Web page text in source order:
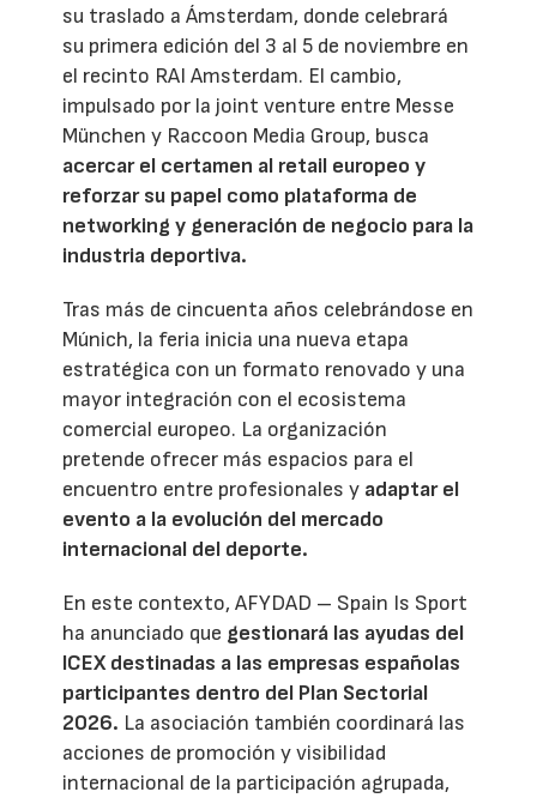
su traslado a Ámsterdam, donde celebrará
su primera edición del 3 al 5 de noviembre en
el recinto RAI Amsterdam. El cambio,
impulsado por la joint venture entre Messe
München y Raccoon Media Group, busca
acercar el certamen al retail europeo y
reforzar su papel como plataforma de
networking y generación de negocio para la
industria deportiva.
Tras más de cincuenta años celebrándose en
Múnich, la feria inicia una nueva etapa
estratégica con un formato renovado y una
mayor integración con el ecosistema
comercial europeo. La organización
pretende ofrecer más espacios para el
encuentro entre profesionales y adaptar el
evento a la evolución del mercado
internacional del deporte.
En este contexto, AFYDAD – Spain Is Sport
ha anunciado que gestionará las ayudas del
ICEX destinadas a las empresas españolas
participantes dentro del Plan Sectorial
2026. La asociación también coordinará las
acciones de promoción y visibilidad
internacional de la participación agrupada,